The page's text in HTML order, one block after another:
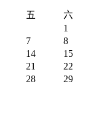
五
六
1
7
8
14
15
21
22
28
29